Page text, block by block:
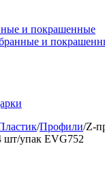
и покрашенные
и
/Профили/Z-
шт/упак EVG752